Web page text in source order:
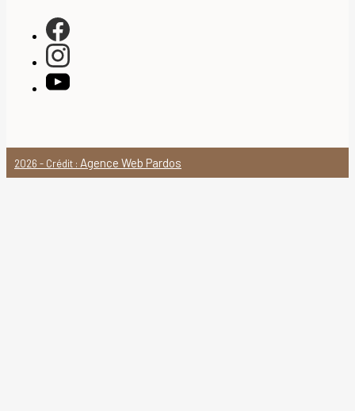
2026 - Crédit : Agence Web Pardos